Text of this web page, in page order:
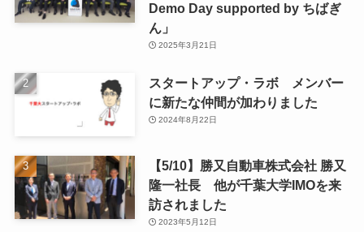
Demo Day supported by ちばぎ
ん」
2025年3月21日
スタートアップ・ラボ メンバー
に新たな仲間が加わりました
2024年8月22日
【5/10】勝又自動車株式会社 勝又
隆一社長 他が千葉大学IMOを来
訪されました
2023年5月12日